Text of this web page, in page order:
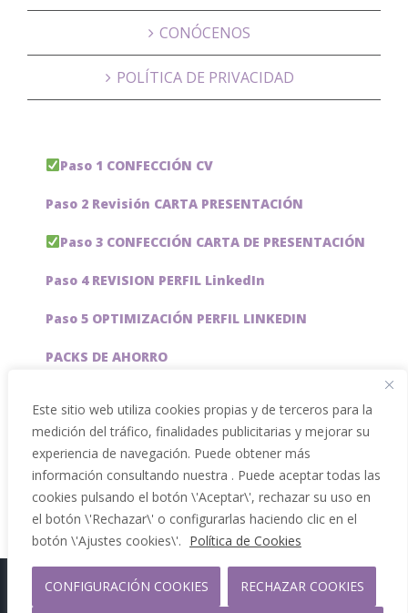
Este sitio web utiliza cookies propias y de terceros para la
medición del tráfico, finalidades publicitarias y mejorar su
experiencia de navegación. Puede obtener más
información consultando nuestra . Puede aceptar todas las
cookies pulsando el botón \'Aceptar\', rechazar su uso en
el botón \'Rechazar\' o configurarlas haciendo clic en el
botón \'Ajustes cookies\'. Política de Cookies
CONFIGURACIÓN COOKIES RECHAZAR COOKIES
CONÓCENOS
POLÍTICA DE PRIVACIDAD
Paso 1 CONFECCIÓN CV
Paso 2 Revisión CARTA PRESENTACIÓN
Paso 3 CONFECCIÓN CARTA DE PRESENTACIÓN
Paso 4 REVISION PERFIL LinkedIn
Paso 5 OPTIMIZACIÓN PERFIL LINKEDIN
PACKS DE AHORRO
Servicios especiales
Copyright 2012 - 2026 |